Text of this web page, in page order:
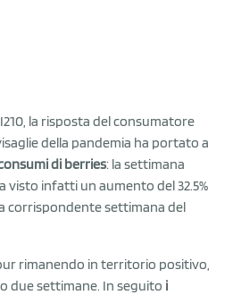
la risposta del consumatore
della pandemia ha portato a
di berries: la settimana
visto infatti un aumento del 32.5%
corrispondente settimana del
rimanendo in territorio positivo,
due settimane. In seguito i